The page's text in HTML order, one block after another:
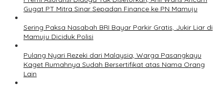
Gugat PT Mitra Sinar Sepadan Finance ke PN Mamuju
Sering Paksa Nasabah BRI Bayar Parkir Gratis, Jukir Liar di
Mamuju Diciduk Polisi
Pulang Nyari Rezeki dari Malaysia, Warga Pasangkayu
Kaget Rumahnya Sudah Bersertifikat atas Nama Orang
Lain